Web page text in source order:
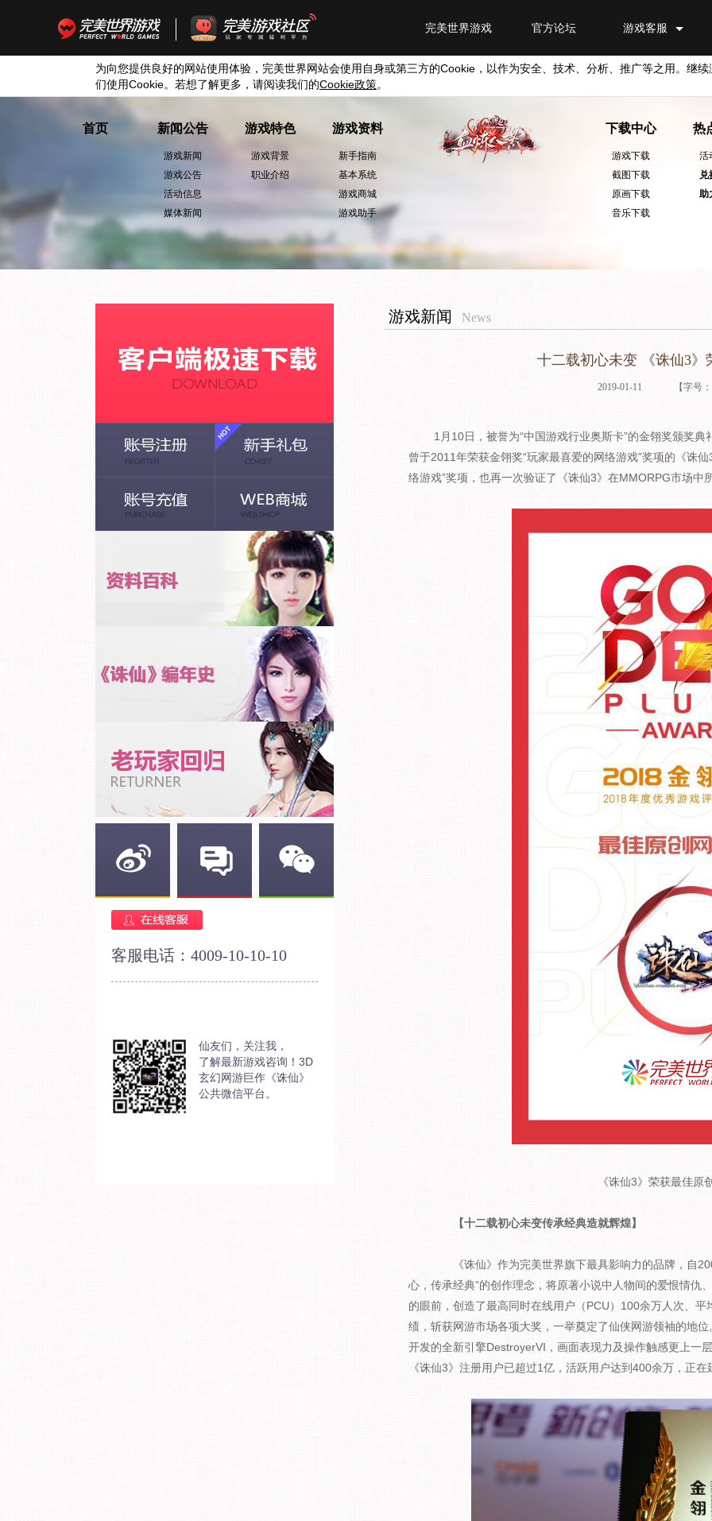
游戏客服
官方论坛
完美世界游戏
为向您提供良好的网站使用体验，完美世界网站会使用自身或第三方的Cookie ，以作为安全、技术、分析、推广等之用。继
们使用Cookie。若想了解更多，请阅读我们的Cookie政策。
首页 新闻公告
游戏新闻
游戏公告
活动信息
媒体新闻
游戏特色
游戏背景
职业介绍
游戏资料
新手指南
基本系统
游戏商城
游戏助手
下载中心
游戏下载
截图下载
原画下载
音乐下载
热
活
兑
助
客服电话：4009-10-10-10
仙友们，关注我，
了解最新游戏咨询！3D
玄幻网游巨作《诛仙》
公共微信平台。
游戏新闻 News
十二载初心未变 《诛仙3》
2019-01-11 【字号
1月10日，被誉为“中国游戏行业奥斯卡”的金翎奖颁奖典
曾于2011年荣获金翎奖“玩家最喜爱的网络游戏”奖项的《诛
络游戏”奖项，也再一次验证了《诛仙3》在MMORPG市场中
《诛仙3》荣获最佳原
【十二载初心未变传承经典造就辉煌】
《诛仙》作为完美世界旗下最具影响力的品牌，自
心，传承经典”的创作理念，将原著小说中人物间的爱恨情仇
的眼前，创造了最高同时在线用户（PCU）100余万人次、
绩，斩获网游市场各项大奖，一举奠定了仙侠网游领袖的地
开发的全新引擎DestroyerVI，画面表现力及操作触感更上一
《诛仙3》注册用户已超过1亿，活跃用户达到400余万，正